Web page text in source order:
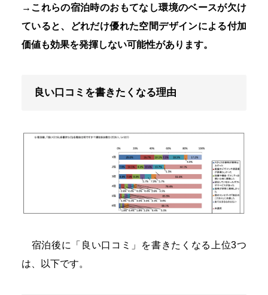
→これらの宿泊時のおもてなし環境のベースが欠け
ていると、どれだけ優れた空間デザインによる付加
価値も効果を発揮しない可能性があります。
良い口コミを書きたくなる理由
宿泊後に「良い口コミ」を書きたくなる上位3つ
は、以下です。